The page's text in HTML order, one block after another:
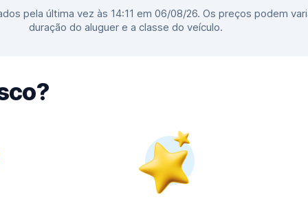
pela última vez às 14:11 em 06/08/26. Os preços podem
duração do aluguer e a classe do veículo.